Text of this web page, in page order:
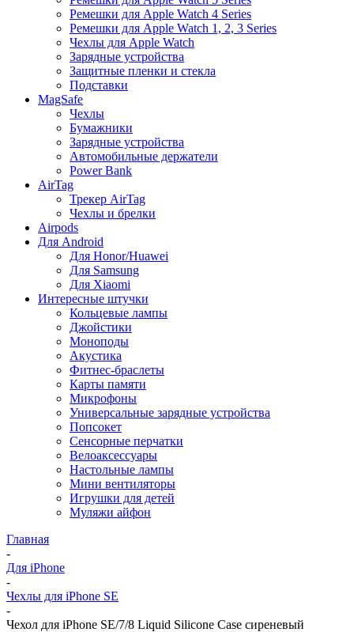
Ремешки для Apple Watch 4 Series
Ремешки для Apple Watch 1, 2, 3 Series
Чехлы для Apple Watch
Зарядные устройства
Защитные пленки и стекла
Подставки
MagSafe
Чехлы
Бумажники
Зарядные устройства
Автомобильные держатели
Power Bank
AirTag
Трекер AirTag
Чехлы и брелки
Airpods
Для Android
Для Honor/Huawei
Для Samsung
Для Xiaomi
Интересные штучки
Кольцевые лампы
Джойстики
Моноподы
Акустика
Фитнес-браслеты
Карты памяти
Микрофоны
Универсальные зарядные устройства
Попсокет
Сенсорные перчатки
Велоаксессуары
Настольные лампы
Мини вентиляторы
Игрушки для детей
Муляжи айфон
Главная
-
Для iPhone
-
Чехлы для iPhone SE
-
Чехол для iPhone SE/7/8 Liquid Silicone Case сиреневый